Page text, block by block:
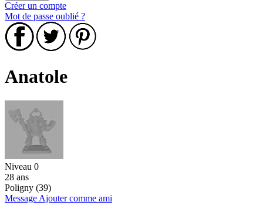
Créer un compte
Mot de passe oublié ?
Anatole
Niveau 0
28 ans
Poligny (39)
Message Ajouter comme ami